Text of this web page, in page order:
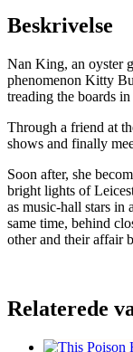
Beskrivelse
Nan King, an oyster
phenomenon Kitty
treading the boards
Through a friend at
shows and finally
Soon after, she
bright lights of
as music-hall stars in
same time, behind
other and their affair
Relaterede